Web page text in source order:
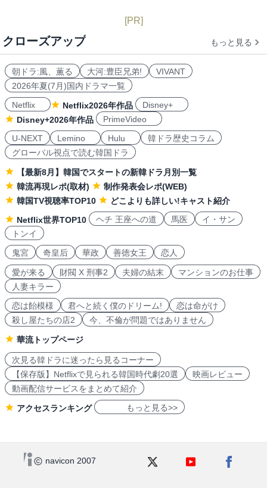
[PR]
クローズアップ もっと見る
朝ドラ:風、薫る 大河:豊臣兄弟!
VIVANT
2026年夏(7月)国内ドラマ一覧
Netflix
Netflix2026年作品
Disney+
Disney+2026年作品
PrimeVideo
U-NEXT
Lemino Hulu
韓ドラ歴史コラム
グローバル視点で読む韓国ドラ
【最新8月】韓国でスタートの新韓ドラ月別一覧
韓流再現レポ(取材)
制作発表会レポ(WEB)
韓国TV視聴率TOP10
どこよりも詳しい!キャスト紹介
Netflix世界TOP10
ヘチ 王座への道 馬医
イ・サン
トンイ
鬼宮
奇皇后 華政 善徳女王 恋人
愛が来る 財閥 X 刑事2 夫婦の結末
マンションのお仕事
人妻キラー
恋は飴模様
君へと続く僕のドリーム!
恋は命がけ
殺し屋たちの店2
今、不倫が問題ではありません
華流トップページ
次見る韓ドラに迷ったら見るコーナー
【保存版】Netflixで見られる韓国時代劇20選
映画レビュー
動画配信サービスをまとめて紹介
アクセスランキング もっと見る>>
navicon 2007